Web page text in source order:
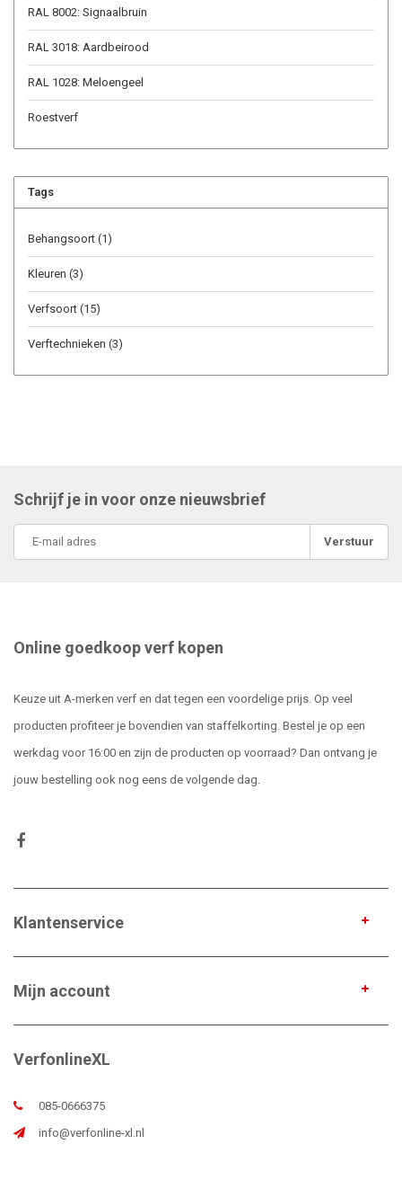
RAL 8002: Signaalbruin
RAL 3018: Aardbeirood
RAL 1028: Meloengeel
Roestverf
Tags
Behangsoort (1)
Kleuren (3)
Verfsoort (15)
Verftechnieken (3)
Schrijf je in voor onze nieuwsbrief
Verstuur
Online goedkoop verf kopen
Keuze uit A-merken verf en dat tegen een voordelige prijs. Op veel
producten profiteer je bovendien van staffelkorting. Bestel je op een
werkdag voor 16:00 en zijn de producten op voorraad? Dan ontvang je
jouw bestelling ook nog eens de volgende dag.
Klantenservice
Mijn account
VerfonlineXL
085-0666375
info@verfonline-xl.nl